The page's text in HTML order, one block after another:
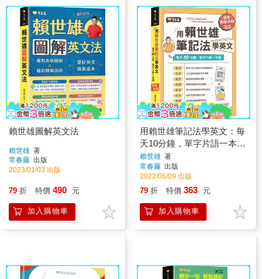
賴世雄圖解英文法
賴世雄 著
常春藤 出版
2023/01/03 出版
79 折 特價 490 元
加入購物車
用賴世雄筆記法學英文：每
天10分鐘，單字片語一本通
(獨家買1送1，買紙本書送
電子書)
賴世雄 著
常春藤 出版
2022/06/09 出版
79 折 特價 363 元
加入購物車